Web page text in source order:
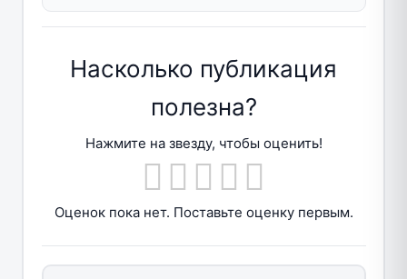
Насколько публикация
полезна?
Нажмите на звезду, чтобы оценить!
Оценок пока нет. Поставьте оценку первым.